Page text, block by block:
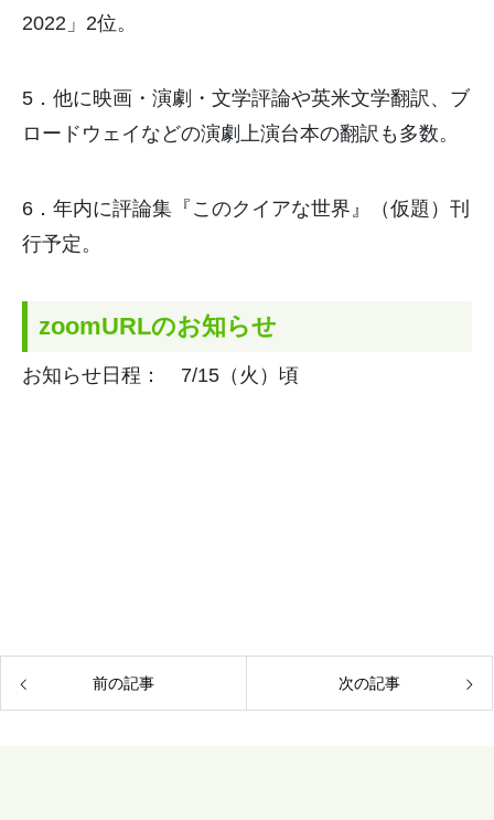
2022」2位。
5．他に映画・演劇・文学評論や英米文学翻訳、 ブ
ロードウェイなどの演劇上演台本の翻訳も多数。
6．年内に評論集『このクイアな世界』（仮題）刊
行予定。
zoomURLのお知らせ
お知らせ日程： 7/15（火）頃
前の記事 次の記事